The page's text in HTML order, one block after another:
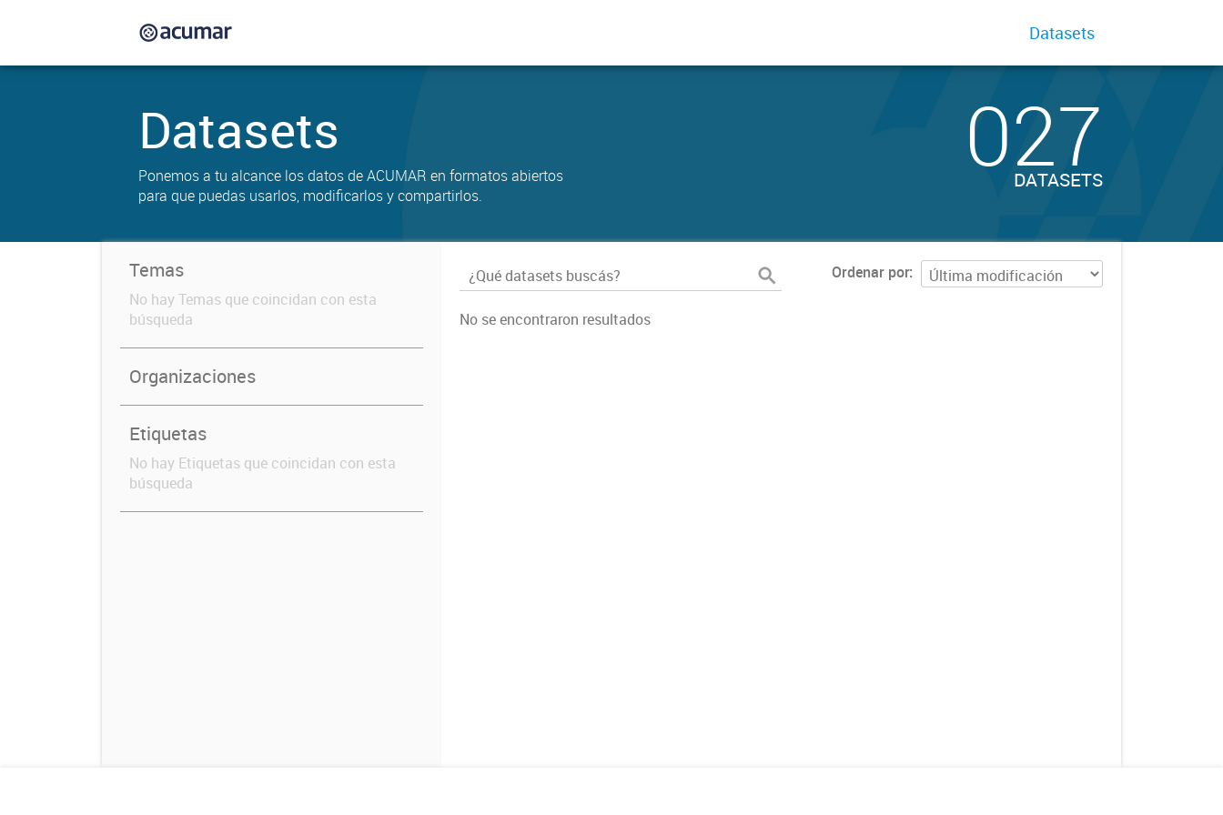
Datasets
Datasets
Ponemos a tu alcance los datos de ACUMAR en formatos abiertos
para que puedas usarlos, modificarlos y compartirlos.
027
DATASETS
Temas
No hay Temas que coincidan con esta
búsqueda
Organizaciones
Etiquetas
No hay Etiquetas que coincidan con esta
búsqueda
Ordenar por
No se encontraron resultados